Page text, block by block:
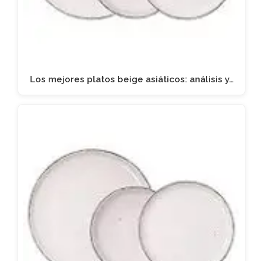
Los mejores platos beige asiáticos: análisis y…